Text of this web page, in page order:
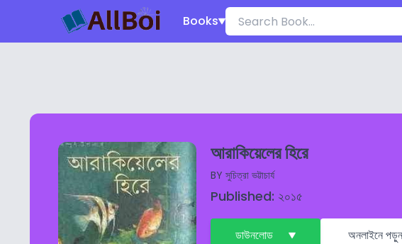
Books
আরাকিয়েলের হিরে
BY সুচিত্রা ভট্টাচার্য
Published: ২০১৫
ডাউনলোড অনলাইনে পড়ুন